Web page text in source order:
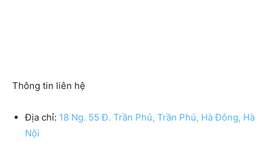
Thông tin liên hệ
Địa chỉ: 18 Ng. 55 Đ. Trần Phú, Trần Phú, Hà Đông, Hà
Nội